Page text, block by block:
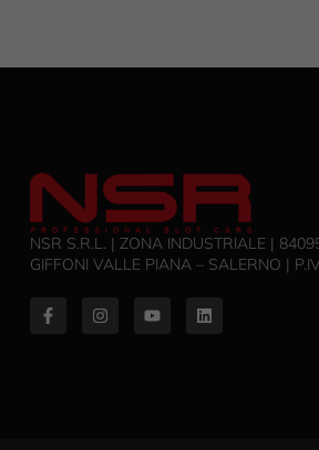
NSR S.R.L. | ZONA INDUSTRIALE |
GIFFONI VALLE PIANA – SALERNO |